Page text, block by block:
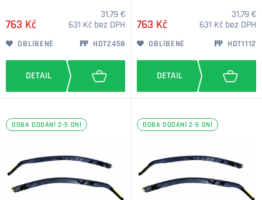
763 Kč
31,79 €
631 Kč bez DPH
OBLÍBENÉ HDT2458
763 Kč
31,79 €
631 Kč bez DPH
OBLÍBENÉ HDT1112
DOBA DODÁNÍ 2-5 DNÍ DOBA DODÁNÍ 2-5 DNÍ